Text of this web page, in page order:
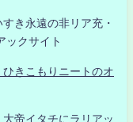
き永遠の非リア充・
ックサイト
きこもりニートのオ
帝イタチにラリアッ